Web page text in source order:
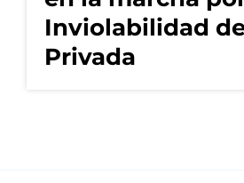
Inviolabilidad
Privada